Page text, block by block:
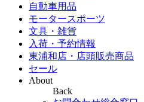
自動車用品
モータースポーツ
文具・雑貨
入荷・予約情報
東浦和店・店頭販売商品
セール
About
Back